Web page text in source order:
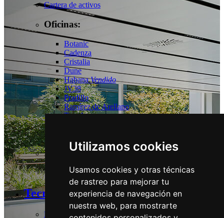
Utilizamos cookies
Usamos cookies y otras técnicas
de rastreo para mejorar tu
experiencia de navegación en
nuestra web, para mostrarte
Cartera de activos
Oficinas:
Botanic
Cadenza
Cristalia
Dune
HabanaVendido
JV38
Pradillo
Ramírez de Arellano
Torrelaguna
Logístico:
Guadalix
Tecnología y Sostenibilidad
Estrategia y Compromisos